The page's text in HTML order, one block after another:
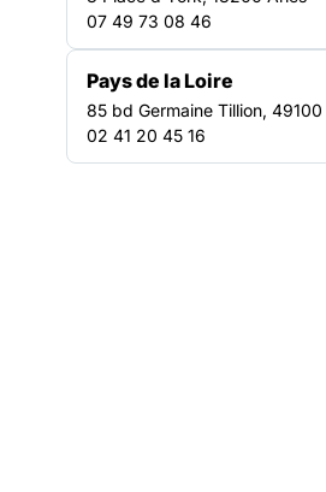
perspectives actuelles.
été amené.e.s à travailler ensemble
Un atelier sur les ressources en
07 49 73 08 46
Pays de la Loire
85 bd Germaine Tillion,
02 41 20 45 16